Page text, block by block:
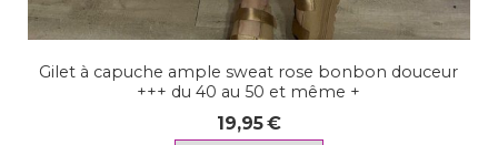
Gilet à capuche ample sweat rose bonbon douceur
+++ du 40 au 50 et même +
19,95€